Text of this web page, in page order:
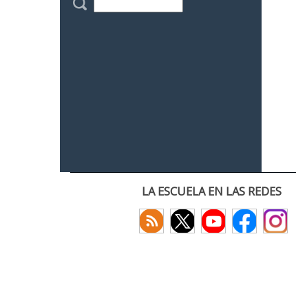
LA ESCUELA EN LAS REDES